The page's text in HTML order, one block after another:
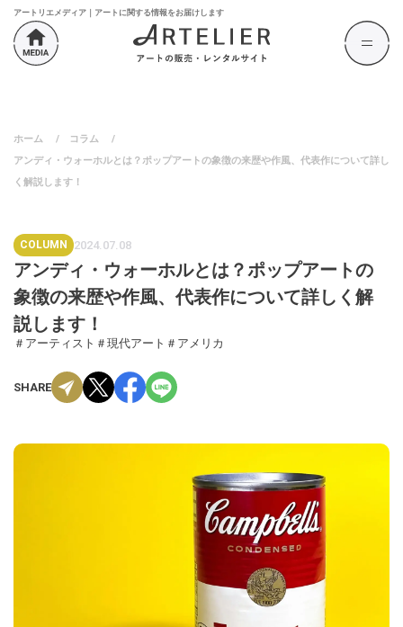
アートリエメディア｜アートに関する情報をお届けします
ホーム / コラム /
アンディ・ウォーホルとは？ポップアートの象徴の来歴や作風、代表作について詳し
く解説します！
COLUMN 2024.07.08
アンディ・ウォーホルとは？ポップアートの
象徴の来歴や作風、代表作について詳しく解
説します！
＃アーティスト ＃現代アート ＃アメリカ
SHARE